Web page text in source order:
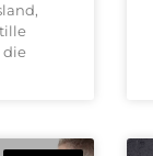
die